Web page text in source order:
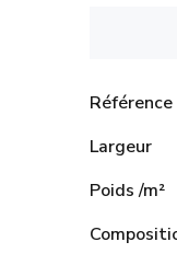
Référence
Largeur
Poids /m²